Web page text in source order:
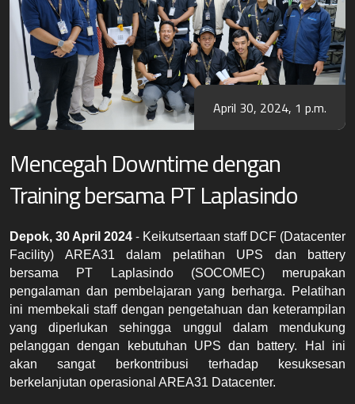
April 30, 2024, 1 p.m.
Mencegah Downtime dengan
Training bersama PT Laplasindo
Depok, 30 April 2024 - Keikutsertaan staff DCF (Datacenter
Facility) AREA31 dalam pelatihan UPS dan battery
bersama PT Laplasindo (SOCOMEC) merupakan
pengalaman dan pembelajaran yang berharga. Pelatihan
ini membekali staff dengan pengetahuan dan keterampilan
yang diperlukan sehingga unggul dalam mendukung
pelanggan dengan kebutuhan UPS dan battery. Hal ini
akan sangat berkontribusi terhadap kesuksesan
berkelanjutan operasional AREA31 Datacenter.